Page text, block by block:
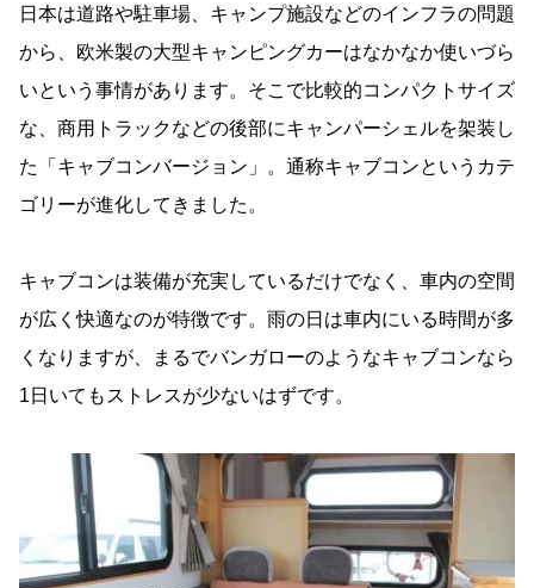
日本は道路や駐車場、キャンプ施設などのインフラの問題
から、欧米製の大型キャンピングカーはなかなか使いづら
いという事情があります。そこで比較的コンパクトサイズ
な、商用トラックなどの後部にキャンパーシェルを架装し
た「キャブコンバージョン」。通称キャブコンというカテ
ゴリーが進化してきました。
キャブコンは装備が充実しているだけでなく、車内の空間
が広く快適なのが特徴です。雨の日は車内にいる時間が多
くなりますが、まるでバンガローのようなキャブコンなら
1日いてもストレスが少ないはずです。